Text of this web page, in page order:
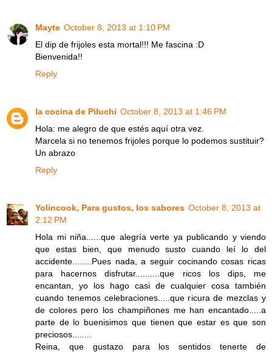
Mayte October 8, 2013 at 1:10 PM
El dip de frijoles esta mortal!!! Me fascina :D
Bienvenida!!
Reply
la cocina de Piluchi October 8, 2013 at 1:46 PM
Hola: me alegro de que estés aquí otra vez.
Marcela si no tenemos frijoles porque lo podemos sustituir?
Un abrazo
Reply
Yolincook, Para gustos, los sabores October 8, 2013 at
2:12 PM
Hola mi niña......que alegría verte ya publicando y viendo
que estas bien, que menudo susto cuando leí lo del
accidente........Pues nada, a seguir cocinando cosas ricas
para hacernos disfrutar..........que ricos los dips, me
encantan, yo los hago casi de cualquier cosa también
cuando tenemos celebraciones.....que ricura de mezclas y
de colores pero los champiñones me han encantado.....a
parte de lo buenisimos que tienen que estar es que son
preciosos........
Reina, que gustazo para los sentidos tenerte de